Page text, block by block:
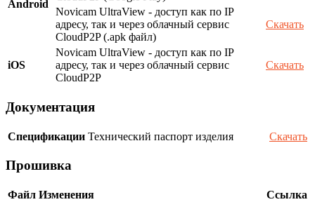
Android
Novicam UltraView - доступ как по IP
адресу, так и через облачный сервис
CloudP2P (.apk файл)
Скачать
iOS
Novicam UltraView - доступ как по IP
адресу, так и через облачный сервис
CloudP2P
Скачать
Документация
Спецификации Технический паспорт изделия Скачать
Прошивка
Файл Изменения Ссылка